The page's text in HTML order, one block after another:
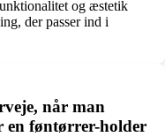
og æstetik
der passer ind i
når man
en føntørrer-holder